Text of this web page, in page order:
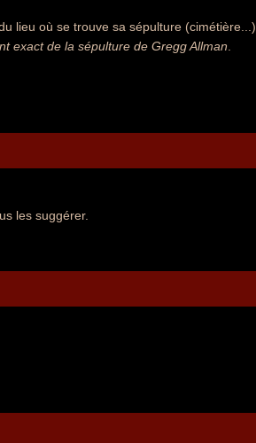
lieu où se trouve sa sépulture (cimétière...).
exact de la sépulture de Gregg Allman
les suggérer.